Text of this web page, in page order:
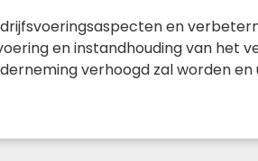
en
en instandhouding van het
verhoogd zal worden en